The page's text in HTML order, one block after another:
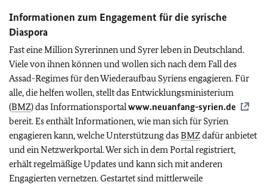
Informationen zum Engagement fürdie syrische
Diaspora
Fast eine Million Syrerinnen und Syrer leben in Deutschland.
Viele von ihnen können und wollen sich nach dem Fall des
Assad-Regimes für den Wiederaufbau Syriens engagieren. Für
alle, die helfen wollen, stellt das Entwicklungsministerium
(BMZ) das Informationsportalwww.neuanfang-syrien.de
bereit. Es enthält Informationen, wie man sich für Syrien
engagieren kann, welche Unterstützung dasBMZdafür anbietet
und ein Netzwerkportal. Wer sich in dem Portal registriert,
erhält regelmäßige Updates und kann sich mit anderen
Engagierten vernetzen. Gestartet sind mittlerweile